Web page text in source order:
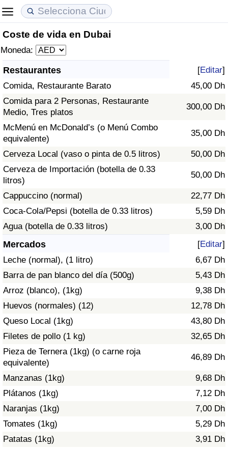
Coste de vida en Dubai
Moneda:
Restaurantes [Editar]
Comida, Restaurante Barato
45,00 Dh
Comida para 2 Personas, Restaurante
Medio, Tres platos
300,00 Dh
McMenú en McDonald’s (o Menú Combo
equivalente)
35,00 Dh
Cerveza Local (vaso o pinta de 0.5 litros)
50,00 Dh
Cerveza de Importación (botella de 0.33
litros)
50,00 Dh
Cappuccino (normal)
22,77 Dh
Coca-Cola/Pepsi (botella de 0.33 litros)
5,59 Dh
Agua (botella de 0.33 litros)
3,00 Dh
Mercados [Editar]
Leche (normal), (1 litro)
6,67 Dh
Barra de pan blanco del día (500g)
5,43 Dh
Arroz (blanco), (1kg)
9,38 Dh
Huevos (normales) (12)
12,78 Dh
Queso Local (1kg)
43,80 Dh
Filetes de pollo (1 kg)
32,65 Dh
Pieza de Ternera (1kg) (o carne roja
equivalente)
46,89 Dh
Manzanas (1kg)
9,68 Dh
Plátanos (1kg)
7,12 Dh
Naranjas (1kg)
7,00 Dh
Tomates (1kg)
5,29 Dh
Patatas (1kg)
3,91 Dh
Coste de vida
Índice de Costo de Vida
Índice de costo de vida por país
en aqaba
Precios de las propiedades
Índice de Precios de Inmuebles
Índice de Precios de Inmuebles por País
Calidad de Vida
Índice de Calidad de Vida (Actual)
Índice de calidad de vida por país
Delincuencia
Calificación del Índice de Criminalidad
(Actual)
Índice de Criminalidad
Índice de criminalidad por país
Sanidad
Índice de Sanidad
Índice de Sanidad por País
Contaminación
Índice de Contaminación (Actual)
Índice de contaminación
Índice de Contaminación por País